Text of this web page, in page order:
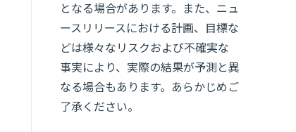
となる場合があります。また、ニュ
ースリリースにおける計画、目標な
どは様々なリスクおよび不確実な
事実により、実際の結果が予測と異
なる場合もあります。あらかじめご
了承ください。